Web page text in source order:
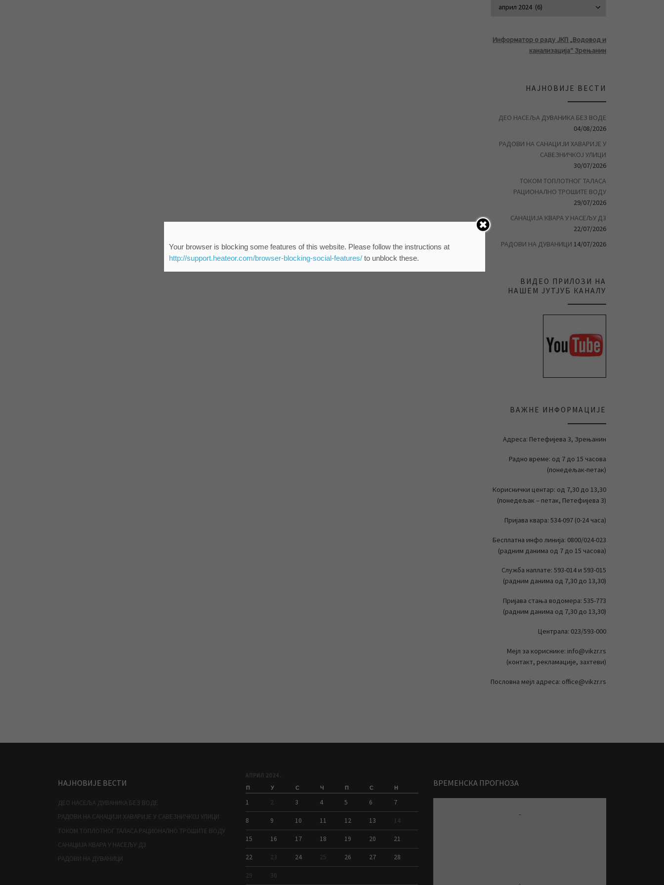
Информатор о раду ЈКП „Водовод и
канализација“ Зрењанин
НАЈНОВИЈЕ ВЕСТИ
ДЕО НАСЕЉА ДУВАНИКА БЕЗ ВОДЕ
04/08/2026
РАДОВИ НА САНАЦИЈИ ХАВАРИЈЕ У
САВЕЗНИЧКОЈ УЛИЦИ
30/07/2026
ТОКОМ ТОПЛОТНОГ ТАЛАСА
РАЦИОНАЛНО ТРОШИТЕ ВОДУ
29/07/2026
САНАЦИЈА КВАРА У НАСЕЉУ Д3
22/07/2026
РАДОВИ НА ДУВАНИЦИ 14/07/2026
ВИДЕО ПРИЛОЗИ НА
НАШЕМ ЈУТЈУБ КАНАЛУ
ВАЖНЕ ИНФОРМАЦИЈЕ
Адреса: Петефијева 3, Зрењанин
Радно време: од 7 до 15 часова
(понедељак-петак)
Кориснички центар: од 7,30 до 13,30
(понедељак – петак, Петефијева 3)
Пријава квара: 534-097 (0-24 часа)
Бесплатна инфо линија: 0800/024-023
(радним данима од 7 до 15 часова)
Служба наплате: 593-014 и 593-015
(радним данима од 7,30 до 13,30)
Пријава стања водомера: 535-773
(радним данима од 7,30 до 13,30)
Централа: 023/593-000
Мејл за кориснике: info@vikzr.rs
(контакт, рекламације, захтеви)
Пословна мејл адреса: office@vikzr.rs
НАЈНОВИЈЕ ВЕСТИ
ДЕО НАСЕЉА ДУВАНИКА БЕЗ ВОДЕ
РАДОВИ НА САНАЦИЈИ ХАВАРИЈЕ У САВЕЗНИЧКОЈ УЛИЦИ
ТОКОМ ТОПЛОТНОГ ТАЛАСА РАЦИОНАЛНО ТРОШИТЕ ВОДУ
САНАЦИЈА КВАРА У НАСЕЉУ Д3
РАДОВИ НА ДУВАНИЦИ
АПРИЛ 2024.
П У С Ч П С Н
1 2 3 4 5 6 7
8 9 10 11 12 13 14
15 16 17 18 19 20 21
22 23 24 25 26 27 28
29 30
ВРЕМЕНСКА ПРОГНОЗА
-
Your browser is blocking some features of this website. Please follow the instructions at
http://support.heateor.com/browser-blocking-social-features/to unblock these.